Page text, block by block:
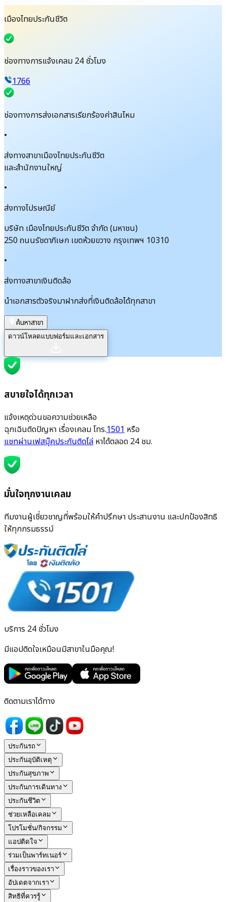
เมืองไทยประกันชีวิต
ช่องทางการแจ้งเคลม 24 ชั่วโมง
1766
ช่องทางการส่งเอกสารเรียกร้องค่าสินไหม
•
ส่งทางสาขาเมืองไทยประกันชีวิต
และสำนักงานใหญ่
•
ส่งทางไปรษณีย์
บริษัท เมืองไทยประกันชีวิต จำกัด (มหาชน)
250 ถนนรัชดาภิเษก เขตห้วยขวาง กรุงเทพฯ 10310
•
ส่งทางสาขาเงินติดล้อ
นำเอกสารตัวจริงมาฝากส่งที่เงินติดล้อได้ทุกสาขา
ค้นหาสาขา
ดาวน์โหลดแบบฟอร์มและเอกสาร
สบายใจได้ทุกเวลา
แจ้งเหตุด่วนขอความช่วยเหลือ
ฉุกเฉินติดปัญหา เรื่องเคลม โทร.1501 หรือ
แชทผ่านเฟสบุ๊คประกันติดโล่ หาได้ตลอด 24 ชม.
มั่นใจทุกงานเคลม
ทีมงานผู้เชี่ยวชาญที่พร้อมให้คำปรึกษา ประสานงาน และปกป้องสิทธิ
ให้ทุกกรมธรรม์
บริการ 24 ชั่วโมง
มีแอปติดใจเหมือนมีสาขาในมือคุณ!
ติดตามเราได้ทาง
ประกันรถ
ประกันอุบัติเหตุ
ประกันสุขภาพ
ประกันการเดินทาง
ประกันชีวิต
ช่วยเหลือเคลม
โปรโมชั่น/กิจกรรม
แอปติดใจ
ร่วมเป็นพาร์ทเนอร์
เรื่องราวของเรา
อัปเดตจากเรา
สิทธิที่ควรรู้